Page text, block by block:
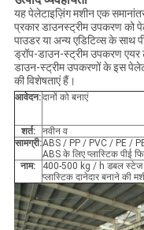
यह पेलेटाइज़िंग मशीन एक
प्रकार डाउनस्ट्रीम उपकरण को
पाउडर या अन्य एडिटिव्स के साथ
ड्रॉप-डाउन-स्ट्रीम उपकरण
डाउन-स्ट्रीम उपकरणों के इस
की विशेषताएं हैं।
आवेदन:दानों को बनाएं
शर्त: नवीन व
सामग्री:ABS / PP / PVC / PE /
ABS के लिए प्लास्टिक पीई
नाम:
400-500 kg / h डबल स्टेज
प्लास्टिक दानेदार बनाने की